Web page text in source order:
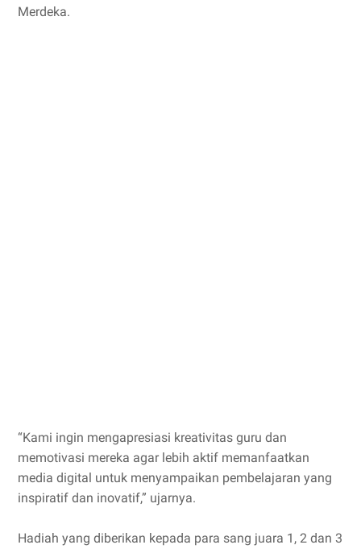
Merdeka.
“Kami ingin mengapresiasi kreativitas guru dan
memotivasi mereka agar lebih aktif memanfaatkan
media digital untuk menyampaikan pembelajaran yang
inspiratif dan inovatif,” ujarnya.
Hadiah yang diberikan kepada para sang juara 1, 2 dan 3